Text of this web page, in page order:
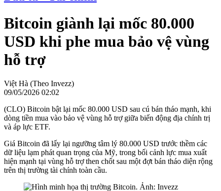
Bitcoin giành lại mốc 80.000
USD khi phe mua bảo vệ vùng
hỗ trợ
Việt Hà (Theo Invezz)
09/05/2026 02:02
(CLO) Bitcoin bật lại mốc 80.000 USD sau cú bán tháo mạnh, khi
dòng tiền mua vào bảo vệ vùng hỗ trợ giữa biến động địa chính trị
và áp lực ETF.
Giá Bitcoin đã lấy lại ngưỡng tâm lý 80.000 USD trước thềm các
dữ liệu lạm phát quan trọng của Mỹ, trong bối cảnh lực mua xuất
hiện mạnh tại vùng hỗ trợ then chốt sau một đợt bán tháo diện rộng
trên thị trường tài chính toàn cầu.